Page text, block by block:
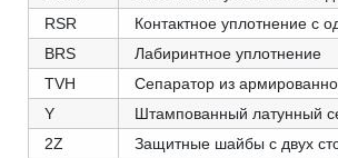
RSR
Контактное уплотнение с
BRS
Лабиринтное уплотнение
TVH
Сепаратор из
Y
Штампованный латунный
2Z
Защитные шайбы с двух